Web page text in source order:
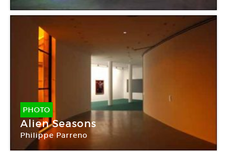
PHOTO
Alien Seasons
Philippe Parreno